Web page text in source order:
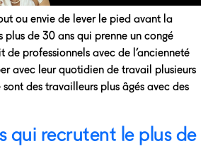
ou envie de lever le pied avant la
plus de 30 ans qui prenne un congé
professionnels avec de l’ancienneté
avec leur quotidien de travail plusieurs
des travailleurs plus âgés avec des
qui recrutent le plus de